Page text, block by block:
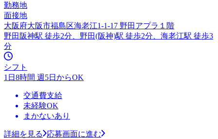
勤務地
面接地
大阪府大阪市福島区海老江1-1-17 野田アプラ１階
野田阪神駅 徒歩2分、野田(阪神)駅 徒歩2分、海老江駅 徒歩3
分
シフト
1日8時間 週5日からOK
交通費支給
未経験OK
まかないあり
詳細を見る
応募画面に進む